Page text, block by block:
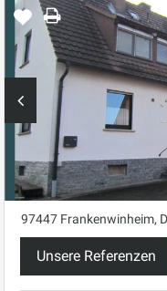
Mondao
Immobilien
0
36-
77
87
Menü
97447 Frankenwinheim,
Unsere Referenzen